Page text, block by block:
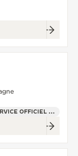
CONTRÔLE FONCTIONNEL - CENTRE DE SERVICE OFFICIEL - POINT DE VENTE